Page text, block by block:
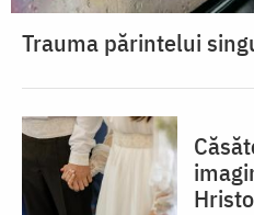
Trauma părintelui